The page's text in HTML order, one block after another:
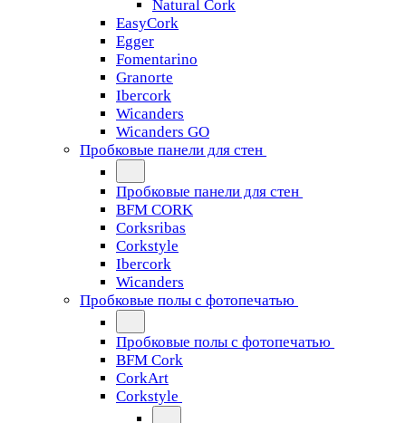
Natural Cork
EasyCork
Egger
Fomentarino
Granorte
Ibercork
Wicanders
Wicanders GO
Пробковые панели для стен
Пробковые панели для стен
BFM CORK
Corksribas
Corkstyle
Ibercork
Wicanders
Пробковые полы с фотопечатью
Пробковые полы с фотопечатью
BFM Cork
CorkArt
Corkstyle